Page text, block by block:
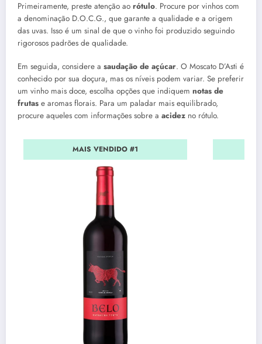
Primeiramente, preste atenção ao rótulo. Procure por vinhos com
a denominação D.O.C.G., que garante a qualidade e a origem
das uvas. Isso é um sinal de que o vinho foi produzido seguindo
rigorosos padrões de qualidade.
Em seguida, considere a saudação de açúcar. O Moscato D’Asti é
conhecido por sua doçura, mas os níveis podem variar. Se preferir
um vinho mais doce, escolha opções que indiquem notas de
frutas e aromas florais. Para um paladar mais equilibrado,
procure aqueles com informações sobre a acidez no rótulo.
MAIS VENDIDO #1